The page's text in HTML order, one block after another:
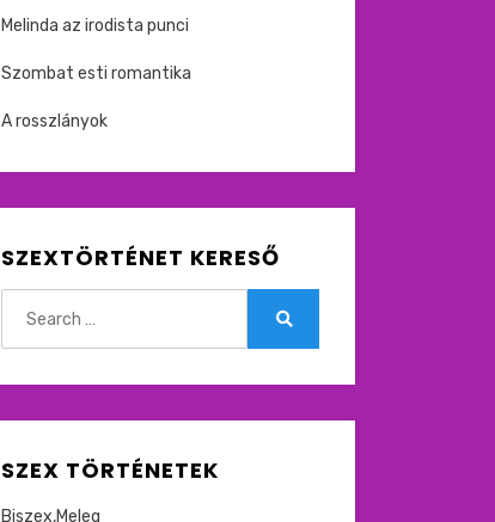
Melinda az irodista punci
Szombat esti romantika
A rosszlányok
SZEXTÖRTÉNET KERESŐ
SZEX TÖRTÉNETEK
Biszex,Meleg